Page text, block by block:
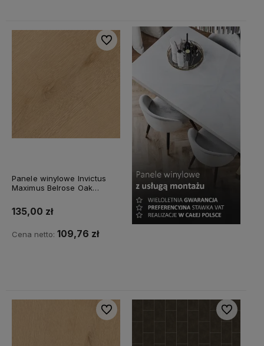
Panele winylowe Invictus
Maximus Belrose Oak
Harvest
135,00 zł
Cena netto: 109,76 zł
Do ulubionych
Do ulubionych Do